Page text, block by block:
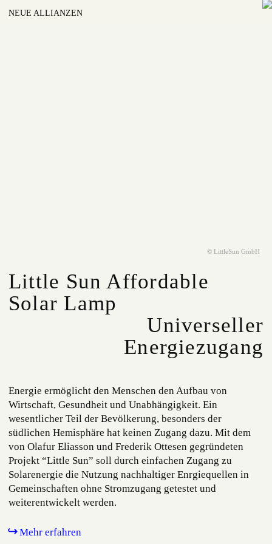
NEUE ALLIANZEN
© LittleSun GmbH
Little Sun Affordable
Solar Lamp
Universeller
Energiezugang
Energie ermöglicht den Menschen den Aufbau von
Wirtschaft, Gesundheit und Unabhängigkeit. Ein
wesentlicher Teil der Bevölkerung, besonders der
südlichen Hemisphäre hat keinen Zugang dazu. Mit dem
von Olafur Eliasson und Frederik Ottesen gegründeten
Projekt “Little Sun” soll durch einfachen Zugang zu
Solarenergie die Nutzung nachhaltiger Enrgiequellen in
Gemeinschaften ohne Stromzugang getestet und
weiterentwickelt werden.
Mehr erfahren